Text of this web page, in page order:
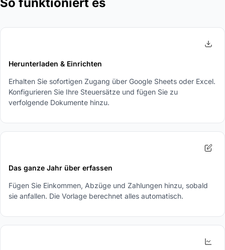
Herunterladen & Einrichten
Erhalten Sie sofortigen Zugang über Google Sheets oder Excel.
Konfigurieren Sie Ihre Steuersätze und fügen Sie zu
verfolgende Dokumente hinzu.
Das ganze Jahr über erfassen
Fügen Sie Einkommen, Abzüge und Zahlungen hinzu, sobald
sie anfallen. Die Vorlage berechnet alles automatisch.